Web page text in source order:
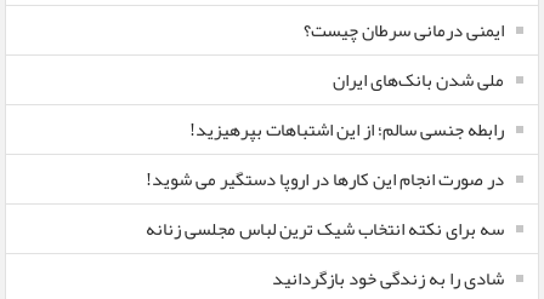
ایمنی درمانی سرطان چیست؟
ملی شدن بانک‌های ایران
رابطه جنسی سالم؛ از این اشتباهات بپرهیزید!
در صورت انجام این کارها در اروپا دستگیر می شوید!
سه برای نکته انتخاب شیک ترین لباس مجلسی زنانه
شادی را به زندگی خود بازگردانید